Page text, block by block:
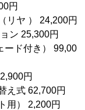
円
リヤ ） 24,200円
ン 25,300円
ード付き） 99,00
円
え式 62,700円
用） 2,200円